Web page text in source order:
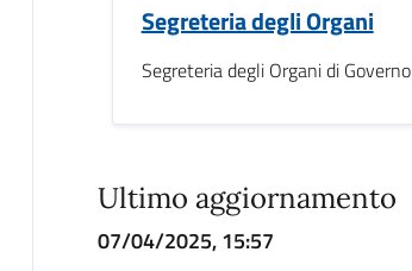
Segreteria degli Organi
Segreteria degli Organi di Governo
Ultimo aggiornamento
07/04/2025, 15:57